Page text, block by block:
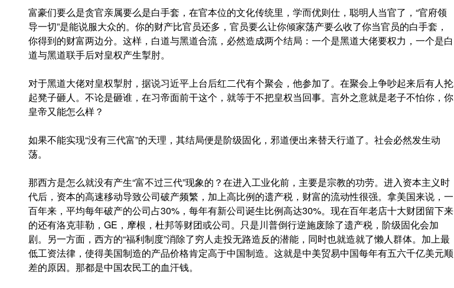
富豪们要么是贪官亲属要么是白手套，在官本位的文化传统里，学而优则仕，聪明人当官了，“官府领
导一切”是能说服大众的。你的财产比官员还多，官员要么让你倾家荡产要么收了你当官员的白手套，
你得到的财富两边分。这样，白道与黑道合流，必然造成两个结局：一个是黑道大佬要权力，一个是白
道与黑道联手后对皇权产生掣肘。
对于黑道大佬对皇权掣肘，据说习近平上台后红二代有个聚会，他参加了。在聚会上争吵起来后有人抡
起凳子砸人。不论是砸谁，在习帝面前干这个，就等于不把皇权当回事。言外之意就是老子不怕你，你
皇帝又能怎么样？
如果不能实现“没有三代富”的天理，其结局便是阶级固化，邪道便出来替天行道了。社会必然发生动
荡。
那西方是怎么就没有产生“富不过三代”现象的？在进入工业化前，主要是宗教的功劳。进入资本主义时
代后，资本的高速移动导致公司破产频繁，加上高比例的遗产税，财富的流动性很强。拿美国来说，一
百年来，平均每年破产的公司占30%，每年有新公司诞生比例高达30%。现在百年老店十大财团留下来
的还有洛克菲勒，GE，摩根，杜邦等财团或公司。只是川普倒行逆施废除了遗产税，阶级固化会加
剧。另一方面，西方的“福利制度”消除了穷人走投无路造反的潜能，同时也就造就了懒人群体。加上最
低工资法律，使得美国制造的产品价格肯定高于中国制造。这就是中美贸易中国每年有五六千亿美元顺
差的原因。那都是中国农民工的血汗钱。